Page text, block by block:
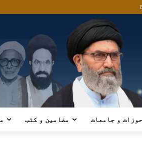
حوزات و جامعات مضامین و کتب